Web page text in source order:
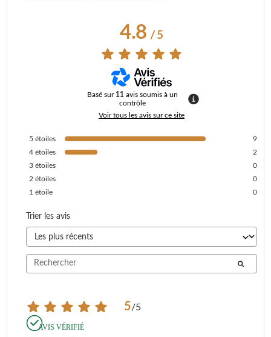
4.8/ 5
Basé sur 11 avis soumis à un
contrôle
Voir tous les avis sur ce site
5 étoiles
9
4 étoiles
2
3 étoiles
0
2 étoiles
0
1 étoile 0
Trier les avis
5/5
AVIS VÉRIFIÉ